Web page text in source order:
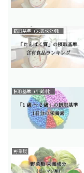
摂取基準（栄養成分別）
摂取基準（年齢別）
野菜類